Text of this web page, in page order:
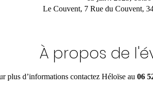
Le Couvent, 7 Rue du Couvent,
À propos de
plus d’informations contactez Héloïse au 06